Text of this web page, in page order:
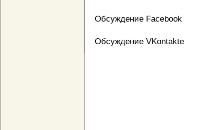
Обсуждение Facebook
Обсуждение VKontakte